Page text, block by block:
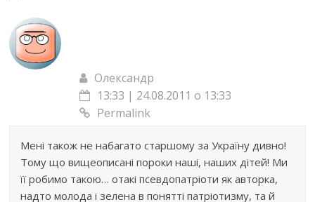
Олександр
13:33 | 24.08.2011 о 13:33
Permalink
Мені також не набагато старшому за Україну дивно!
Тому що вищеописані пороки наші, наших дітей! Ми
її робимо такою… отакі псевдопатріоти як авторка,
надто молода і зелена в понятті патріотизму, та й